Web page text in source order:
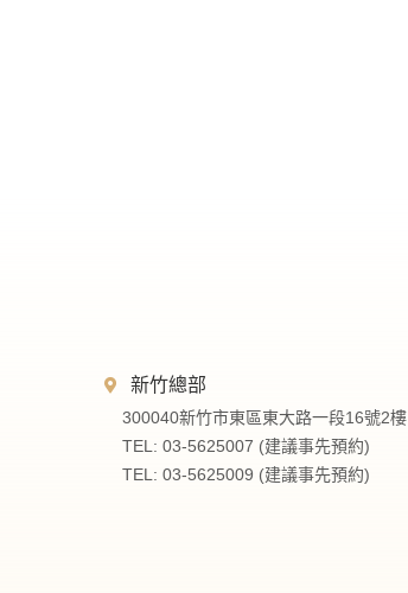
新竹總部
300040新竹市東區東大路一段16號2樓
TEL: 03-5625007 (建議事先預約)
TEL: 03-5625009 (建議事先預約)